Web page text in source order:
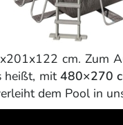
cm. Zum
heißt, mit480×270
dem Pool in